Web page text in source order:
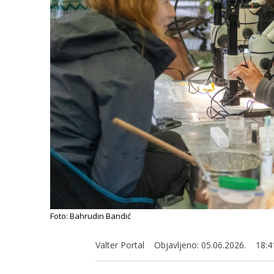
Foto: Bahrudin Bandić
Valter Portal Objavljeno: 05.06.2026.